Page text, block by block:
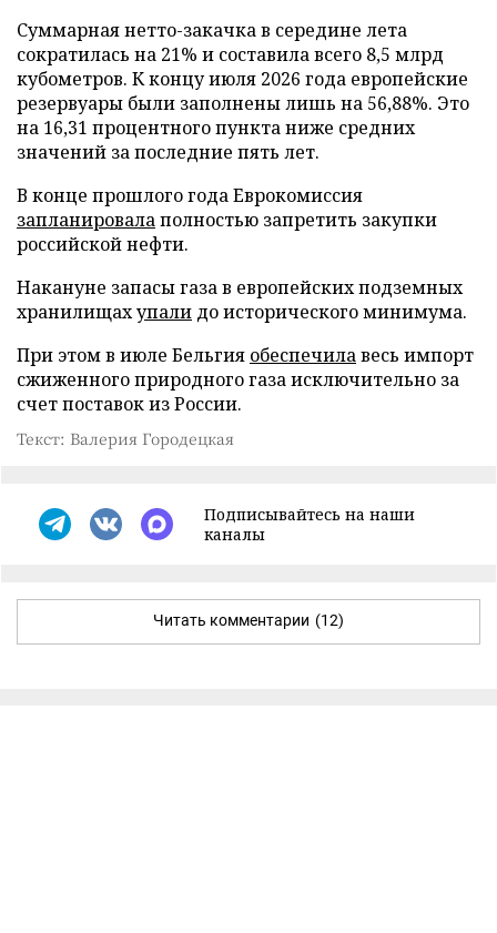
Суммарная нетто-закачка в середине лета
сократилась на 21% и составила всего 8,5 млрд
кубометров. К концу июля 2026 года европейские
резервуары были заполнены лишь на 56,88%. Это
на 16,31 процентного пункта ниже средних
значений за последние пять лет.
В конце прошлого года Еврокомиссия
запланировалаполностью запретить закупки
российской нефти.
Накануне запасы газа в европейских подземных
хранилищахупали до исторического минимума.
При этом в июле Бельгия обеспечилавесь импорт
сжиженного природного газа исключительно за
счет поставок из России.
Текст: Валерия Городецкая
Подписывайтесь на наши
каналы
Читать комментарии (12)